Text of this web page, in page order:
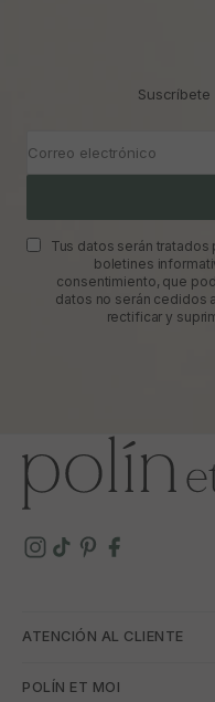
Correo electrónico
Tus datos serán tratados
boletines
consentimiento, que
datos no serán cedidos
rectificar y
ATENCIÓN AL CLIENTE
POLÍN ET MOI